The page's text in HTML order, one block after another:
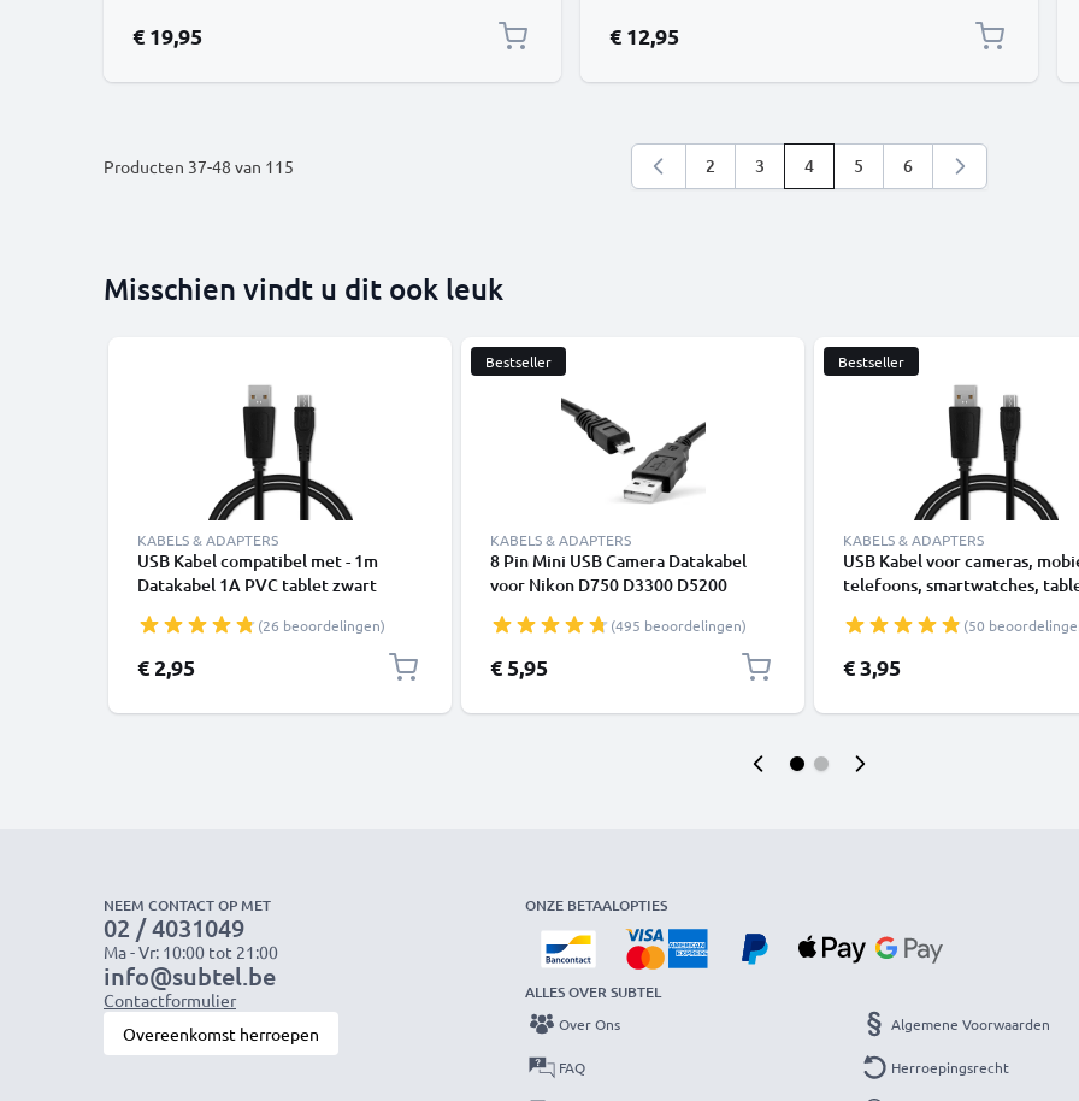
€ 19,95 € 12,95
Producten 37-48 van 115 Pagina
2 Pagina
3 U lees momenteel pagina
4 Pagina
5 Pagina
6
Misschien vindt u dit ook leuk
KABELS & ADAPTERS
USB Kabel compatibel met - 1m
Datakabel 1A PVC tablet zwart
(26 beoordelingen)
€ 2,95
Bestseller
KABELS & ADAPTERS
8 Pin Mini USB Camera Datakabel
voor Nikon D750 D3300 D5200
3200 5600
(495 beoordelingen)
€ 5,95
Bestseller
KABELS & ADAPTERS
USB Kabel voor cameras,
telefoons, smartwatches,
Oplaadkabel 1A Laad Snoer
Datakabel zwart
(50
€ 3,95
NEEM CONTACT OP MET
02 / 4031049
Ma - Vr: 10:00 tot 21:00
info@subtel.be
Contactformulier
Overeenkomst herroepen
ONZE BETAALOPTIES
ALLES OVER SUBTEL
Over Ons
FAQ
Algemene Voorwaarden
Herroepingsrecht